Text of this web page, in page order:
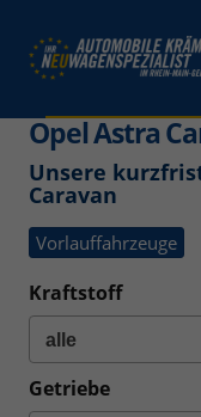
Opel Astra
Unsere
Caravan
Vorlauffahrzeuge
Kraftstoff
Getriebe